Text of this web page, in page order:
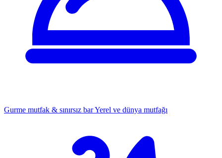
Gurme mutfak & sınırsız barYerel ve dünya mutfağı